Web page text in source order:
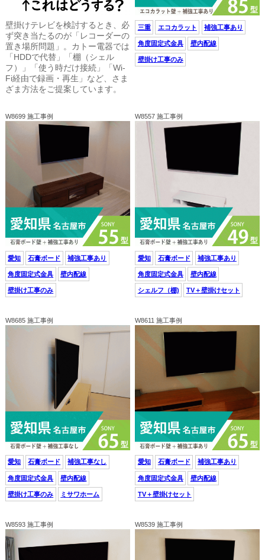
壁掛けテレビを検討するとき、必
ず突き当たるのが「レコーダーの
置き場所問題」。カトー電器では
「HDDで代替」「棚（シェル
フ）」「使う時だけ接続」「Wi-
Fi経由で録画・再生」など、さま
ざま方法をご提案しています。
三重 エコカラット 補強工事あり
角度固定式金具 壁内配線
壁掛け工事のみ
W8699 施工事例
愛知 石膏ボード 補強工事あり
角度固定式金具 壁内配線
壁掛け工事のみ
W8557 施工事例
愛知 石膏ボード 補強工事あり
角度固定式金具 壁内配線
シェルフ（棚) TV＋壁掛けセット
W8685 施工事例
愛知 石膏ボード 補強工事なし
角度固定式金具 壁内配線
壁掛け工事のみ ミサワホーム
W8611 施工事例
愛知 石膏ボード 補強工事あり
角度固定式金具 壁内配線
TV＋壁掛けセット
W8593 施工事例 W8539 施工事例